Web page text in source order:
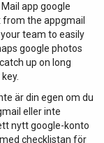
app google
the appgmail
team to easily
google photos
up on long
är din egen om du
eller inte
nytt google-konto
checklistan för